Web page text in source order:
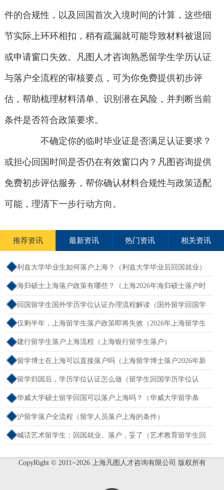
件的合规性，以及回国首次入境时间的计算，这些细
节实际上环环相扣，稍有疏漏就可能导致材料被退回
或申请窗口失效。凡图人才咨询熟悉留学生学历认证
与落户全流程的审核要点，可为你免费提供初步评
估，帮助梳理材料清单、识别潜在风险，并判断当前
条件是否符合政策要求。
不确定你的临时毕业证是否满足认证要求？
或担心回国时间是否仍在有效窗口内？凡图咨询提供
免费初步评估服务，帮你确认材料合规性与政策适配
可能，理清下一步行动方向。
推荐资讯 最新资讯 热门资讯 相关资讯
利兹大学毕业生如何落户上海？（利兹大学毕业后回国就业）
海归硕士上海落户政策有哪些？（上海2026年海归硕士落户时
间要求）
回国留学生国外学历学位认证办理流程解读（国外留学回国学
历认证网站）
仅剩半年，上海留学生落户政策即将失效（2026年上海留学生
落户新规）
建行留学生落户上海流程（上海银行留学生落户）
留学博士在上海可以直接落户吗（上海留学博士落户2026年新
政）
留学归国后，学历学位认证怎么做（留学生回国学历学位认
证）
华威大学硕士留学回国可以落户上海吗？（华威大学留学条
件）
沪留学落户全流程（留学人员落户上海的条件）
喊话艺术留学生：回国就业、落户，妥了（艺术教育留学生回
CopyRight © 2011~2026 上海凡图人才咨询有限公司 版权所有